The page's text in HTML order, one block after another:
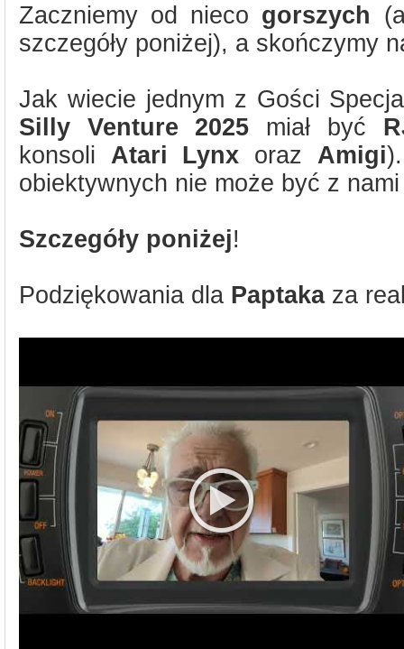
Zaczniemy od nieco gorszych
szczegóły poniżej), a skończymy
Jak wiecie jednym z Gości
Silly Venture 2025 miał być
konsoli Atari Lynx oraz Amigi
obiektywnych nie może być z
Szczegóły poniżej!
Podziękowania dla Paptakaza